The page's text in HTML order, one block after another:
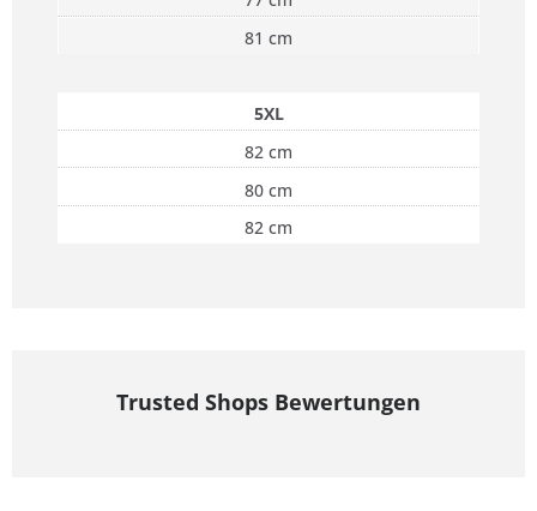
81 cm
5XL
82 cm
80 cm
82 cm
Trusted Shops Bewertungen